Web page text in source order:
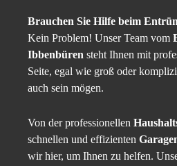
Brauchen Sie Hilfe beim
Kein Problem! Unser Team vom
Ibbenbüren steht Ihnen mit
Seite, egal wie groß oder
auch sein mögen.
Von der professionellen
schnellen und effizienten
wir hier, um Ihnen zu helfen.